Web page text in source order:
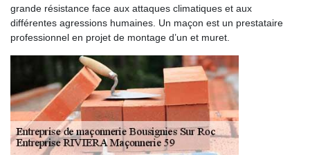
grande résistance face aux attaques climatiques et aux
différentes agressions humaines. Un maçon est un prestataire
professionnel en projet de montage d’un et muret.